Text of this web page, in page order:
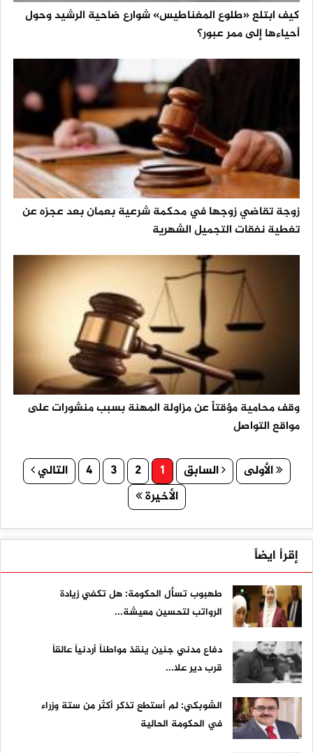
كيف ابتلع «طلوع المغناطيس» شوارع ضاحية الرشيد وحول
أحياءها إلى ممر عبور؟
زوجة تقاضي زوجها في محكمة شرعية بعمان بعد عجزه عن
تغطية نفقات التجميل الشهرية
وقف محامية مؤقتاً عن مزاولة المهنة بسبب منشورات على
مواقع التواصل
الأولى السابق 1
2
3
4
التالي
الأخيرة
إقرأ ايضاً
طهبوب تسأل الحكومة: هل تكفي زيادة
الرواتب لتحسين معيشة...
دفاع مدني جنين ينقذ مواطناً أردنياً عالقاً
قرب دير علا...
الشوبكي: لم أستطع تذكر أكثر من ستة وزراء
في الحكومة الحالية